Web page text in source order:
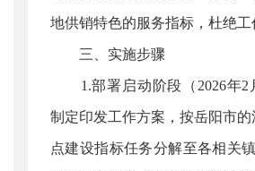
地供销特色的服务指标，杜绝工
三、实施步骤
1.部署启动阶段（2026年2
制定印发工作方案，按岳阳市的
点建设指标任务分解至各相关